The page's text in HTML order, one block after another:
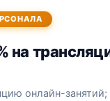
на
онлайн-занятий;